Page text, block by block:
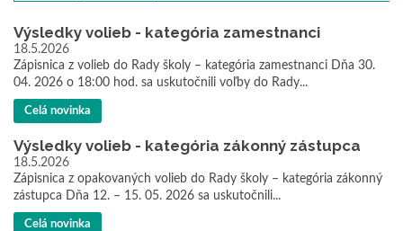
Výsledky volieb - kategória zamestnanci
18.5.2026
Zápisnica z volieb do Rady školy – kategória zamestnanci Dňa 30.
04. 2026 o 18:00 hod. sa uskutočnili voľby do Rady...
Celá novinka
Výsledky volieb - kategória zákonný zástupca
18.5.2026
Zápisnica z opakovaných volieb do Rady školy – kategória zákonný
zástupca Dňa 12. – 15. 05. 2026 sa uskutočnili...
Celá novinka